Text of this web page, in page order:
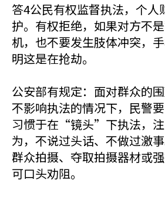
答4公民有权监督执法，个人
护。有权拒绝，如果对方不
机，也不要发生肢体冲突，
明这是在抢劫。
公安部有规定：面对群众的
不影响执法的情况下，民警要
习惯于在“镜头”下执法，
为，不说过头话、不做过激
群众拍摄、夺取拍摄器材或
可口头劝阻。